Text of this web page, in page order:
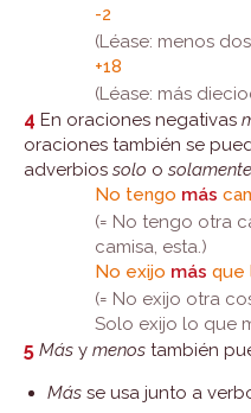
-2
(Léase: menos
+18
(Léase: más
4 En oraciones negativas
oraciones también se
adverbios solo o solamente
No tengo más
(= No tengo otra
camisa, esta.)
No exijo más que
(= No exijo otra
Solo exijo lo que
5 Más y menos también
Más se usa junto a